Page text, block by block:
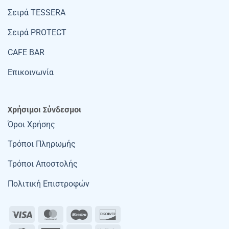
Σειρά TESSERA
Σειρά PROTECT
CAFE BAR
Επικοινωνία
Χρήσιμοι Σύνδεσμοι
Όροι Χρήσης
Τρόποι Πληρωμής
Τρόποι Αποστολής
Πολιτική Επιστροφών
Visa MasterCardMaestro